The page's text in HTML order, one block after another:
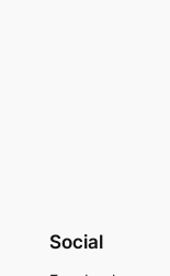
Social